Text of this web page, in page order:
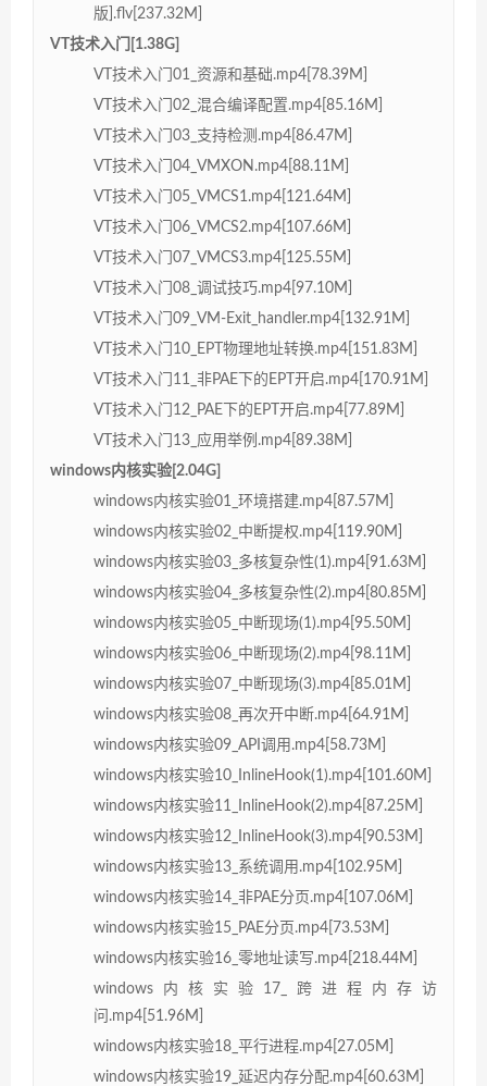
版].flv[237.32M]
VT技术入门[1.38G]
VT技术入门01_资源和基础.mp4[78.39M]
VT技术入门02_混合编译配置.mp4[85.16M]
VT技术入门03_支持检测.mp4[86.47M]
VT技术入门04_VMXON.mp4[88.11M]
VT技术入门05_VMCS1.mp4[121.64M]
VT技术入门06_VMCS2.mp4[107.66M]
VT技术入门07_VMCS3.mp4[125.55M]
VT技术入门08_调试技巧.mp4[97.10M]
VT技术入门09_VM-Exit_handler.mp4[132.91M]
VT技术入门10_EPT物理地址转换.mp4[151.83M]
VT技术入门11_非PAE下的EPT开启.mp4[170.91M]
VT技术入门12_PAE下的EPT开启.mp4[77.89M]
VT技术入门13_应用举例.mp4[89.38M]
windows内核实验[2.04G]
windows内核实验01_环境搭建.mp4[87.57M]
windows内核实验02_中断提权.mp4[119.90M]
windows内核实验03_多核复杂性(1).mp4[91.63M]
windows内核实验04_多核复杂性(2).mp4[80.85M]
windows内核实验05_中断现场(1).mp4[95.50M]
windows内核实验06_中断现场(2).mp4[98.11M]
windows内核实验07_中断现场(3).mp4[85.01M]
windows内核实验08_再次开中断.mp4[64.91M]
windows内核实验09_API调用.mp4[58.73M]
windows内核实验10_InlineHook(1).mp4[101.60M]
windows内核实验11_InlineHook(2).mp4[87.25M]
windows内核实验12_InlineHook(3).mp4[90.53M]
windows内核实验13_系统调用.mp4[102.95M]
windows内核实验14_非PAE分页.mp4[107.06M]
windows内核实验15_PAE分页.mp4[73.53M]
windows内核实验16_零地址读写.mp4[218.44M]
windows内核实验17_跨进程内存访
问.mp4[51.96M]
windows内核实验18_平行进程.mp4[27.05M]
windows内核实验19_延迟内存分配.mp4[60.63M]